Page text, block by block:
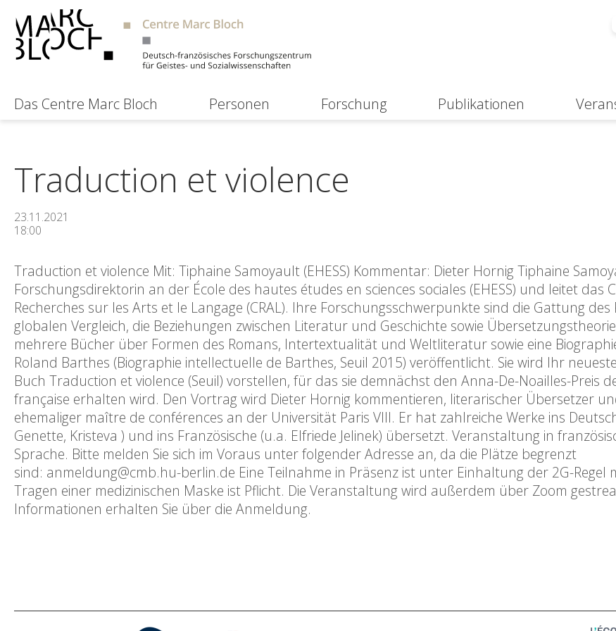
Das Centre Marc Bloch Personen Forschung Publikationen
Traduction et violence
23.11.2021
18:00
Traduction et violence Mit: Tiphaine Samoyault (EHESS) Kommentar: Dieter Hornig Tiphaine
Forschungsdirektorin an der École des hautes études en sciences sociales (EHESS) und leitet das
Recherches sur les Arts et le Langage (CRAL). Ihre Forschungsschwerpunkte sind die Gattung des
globalen Vergleich, die Beziehungen zwischen Literatur und Geschichte sowie
mehrere Bücher über Formen des Romans, Intertextualität und Weltliteratur sowie eine
Roland Barthes (Biographie intellectuelle de Barthes, Seuil 2015) veröffentlicht. Sie wird Ihr
Buch Traduction et violence (Seuil) vorstellen, für das sie demnächst den Anna-De-Noailles-Preis
française erhalten wird. Den Vortrag wird Dieter Hornig kommentieren, literarischer Übersetzer
ehemaliger maître de conférences an der Universität Paris VIII. Er hat zahlreiche Werke ins
Genette, Kristeva ) und ins Französische (u.a. Elfriede Jelinek) übersetzt. Veranstaltung in
Sprache. Bitte melden Sie sich im Voraus unter folgender Adresse an, da die Plätze begrenzt
sind: anmeldung@cmb.hu-berlin.de Eine Teilnahme in Präsenz ist unter Einhaltung der 2G-Regel
Tragen einer medizinischen Maske ist Pflicht. Die Veranstaltung wird außerdem über Zoom
Informationen erhalten Sie über die Anmeldung.